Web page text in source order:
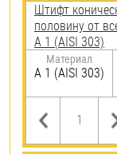
Штифт
половину от
А 1 (AISI 303)
Материал
А 1 (AISI 303)